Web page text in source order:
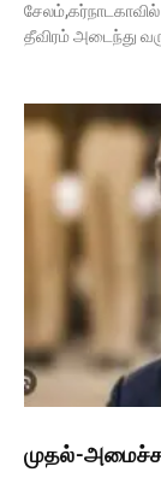
தீவிரம் அடைந்து
முதல்-